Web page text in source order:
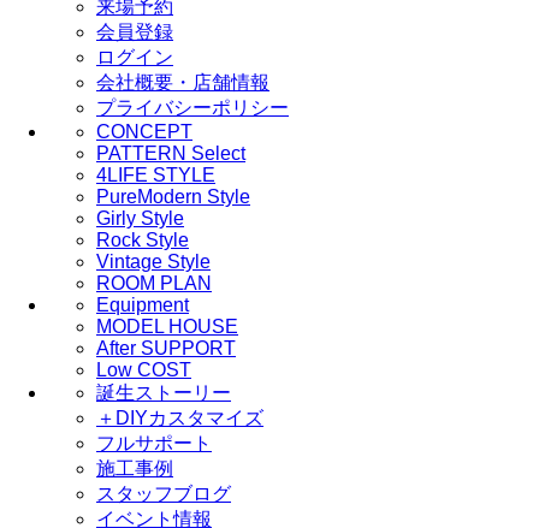
来場予約
会員登録
ログイン
会社概要・店舗情報
プライバシーポリシー
CONCEPT
PATTERN Select
4LIFE STYLE
PureModern Style
Girly Style
Rock Style
Vintage Style
ROOM PLAN
Equipment
MODEL HOUSE
After SUPPORT
Low COST
誕生ストーリー
＋DIYカスタマイズ
フルサポート
施工事例
スタッフブログ
イベント情報